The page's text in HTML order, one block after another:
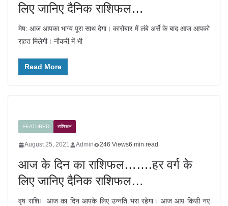
लिए जानिए दैनिक राशिफल…
मेष: आज आपका भाग्य पूरा साथ देगा। कारोबार में लंबे अर्से के बाद आज आपको
राहत मिलेगी। नौकरी में भी
Read More
FEATURED राशिफल
August 25, 2021 Admin 246 Views6 min read
आज के दिन का राशिफल…….हर वर्ग के
लिए जानिए दैनिक राशिफल…
वृष राशिः आज का दिन आपके लिए उन्नति भरा रहेगा। आज आप किसी नए